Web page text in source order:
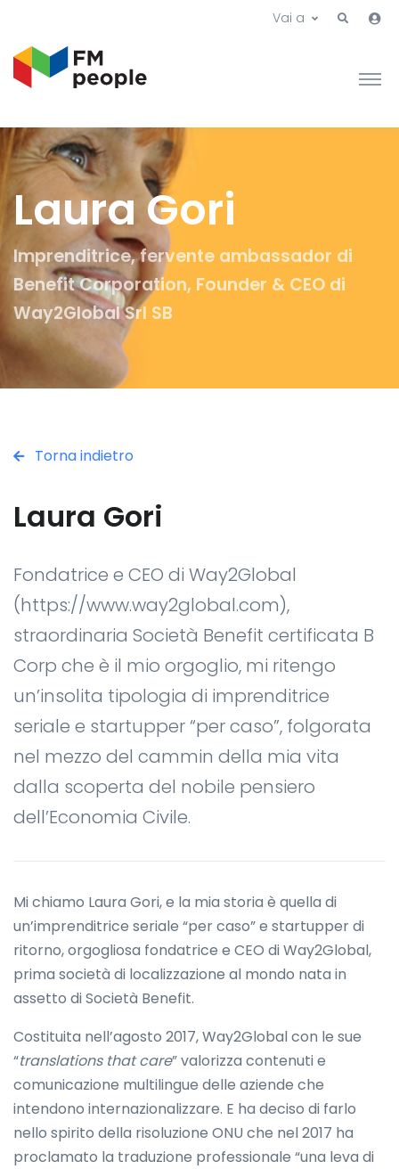
Vai a
Laura Gori
Imprenditrice, fervente ambassador di
Benefit Corporation, Founder & CEO di
Way2Global Srl SB
Torna indietro
Laura Gori
Fondatrice e CEO di Way2Global
(https://www.way2global.com),
straordinaria Società Benefit certificata B
Corp che è il mio orgoglio, mi ritengo
un’insolita tipologia di imprenditrice
seriale e startupper “per caso”, folgorata
nel mezzo del cammin della mia vita
dalla scoperta del nobile pensiero
dell’Economia Civile.
Mi chiamo Laura Gori, e la mia storia è quella di
un’imprenditrice seriale “per caso” e startupper di
ritorno, orgogliosa fondatrice e CEO di Way2Global,
prima società di localizzazione al mondo nata in
assetto di Società Benefit.
Costituita nell’agosto 2017, Way2Global con le sue
“translations that care” valorizza contenuti e
comunicazione multilingue delle aziende che
intendono internazionalizzare. E ha deciso di farlo
nello spirito della risoluzione ONU che nel 2017 ha
proclamato la traduzione professionale “una leva di